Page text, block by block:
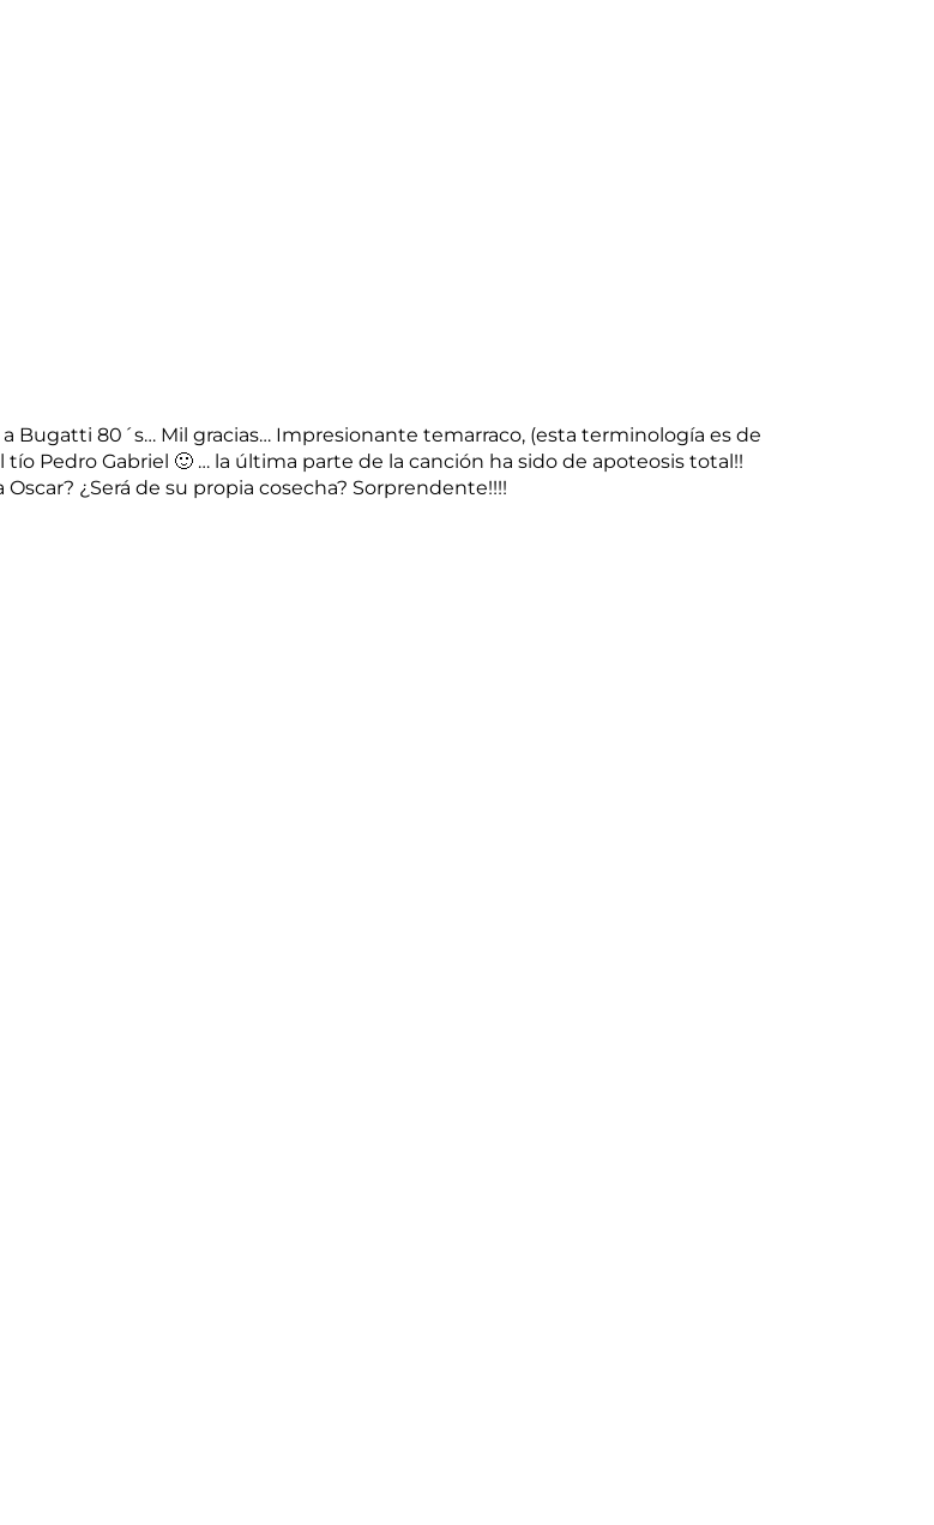
Bugatti 80´s… Mil gracias… Impresionante temarraco, (esta terminología es de
Pedro Gabriel 🙂 … la última parte de la canción ha sido de apoteosis total!!
¿Será de su propia cosecha? Sorprendente!!!!